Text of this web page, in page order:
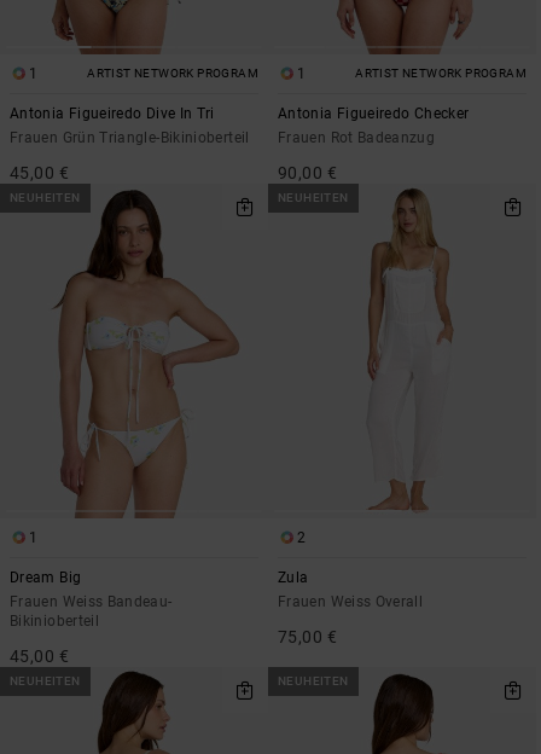
1 ARTIST NETWORK PROGRAM
Antonia Figueiredo Dive In Tri
Frauen Grün Triangle-Bikinioberteil
45,00 €
1 ARTIST NETWORK PROGRAM
Antonia Figueiredo Checker
Frauen Rot Badeanzug
90,00 €
NEUHEITEN
1
Dream Big
Frauen Weiss Bandeau-
Bikinioberteil
45,00 €
NEUHEITEN
2
Zula
Frauen Weiss Overall
75,00 €
NEUHEITEN NEUHEITEN